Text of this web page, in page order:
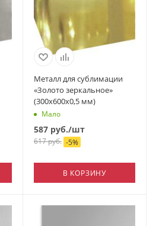
Металл для сублимации
«Золото зеркальное»
(300х600х0,5 мм)
Мало
587 руб./шт
617руб. -5%
В КОРЗИНУ